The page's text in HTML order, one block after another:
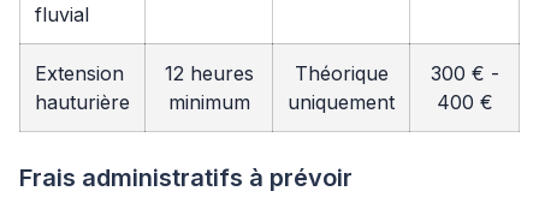
fluvial
Extension
hauturière
12 heures
minimum
Théorique
uniquement
300 € -
400 €
Frais administratifs à prévoir